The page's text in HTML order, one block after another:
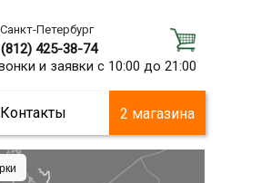
Санкт-Петербург
425-38-74
и заявки с 10:00 до 21:00
Контакты 2 магазина